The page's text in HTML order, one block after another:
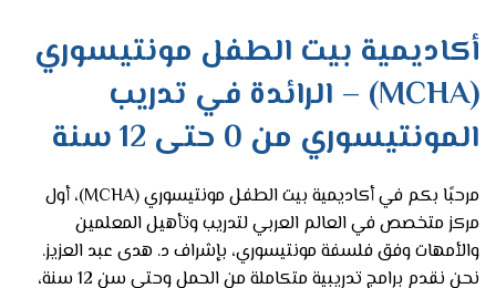
أكاديمية بيت الطفل مونتيسوري
(MCHA) – الرائدة في تدريب
المونتيسوري من 0 حتى 12 سنة
مرحبًا بكم في أكاديمية بيت الطفل مونتيسوري (MCHA)، أول
مركز متخصص في العالم العربي لتدريب وتأهيل المعلمين
والأمهات وفق فلسفة مونتيسوري، بإشراف د. هدى عبد العزيز.
نحن نقدم برامج تدريبية متكاملة من الحمل وحتى سن 12 سنة،